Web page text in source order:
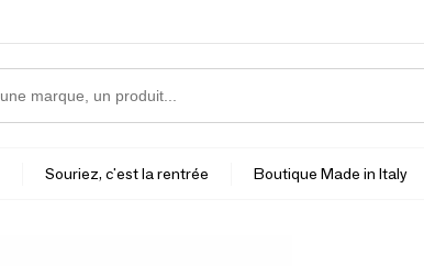
Souriez, c'est la rentrée Boutique Made in Italy